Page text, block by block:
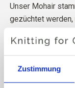
Zustimmung
Unser Mohair
gezüchtet
Farmen
wissen, von
Wolle stammt.